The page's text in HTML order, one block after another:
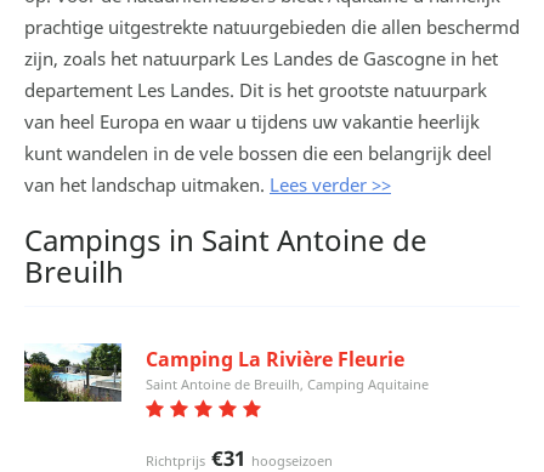
prachtige uitgestrekte natuurgebieden die allen beschermd
zijn, zoals het natuurpark Les Landes de Gascogne in het
departement Les Landes. Dit is het grootste natuurpark
van heel Europa en waar u tijdens uw vakantie heerlijk
kunt wandelen in de vele bossen die een belangrijk deel
van het landschap uitmaken. Lees verder >>
Campings in Saint Antoine de
Breuilh
Camping La Rivière Fleurie
Saint Antoine de Breuilh, Camping Aquitaine
Richtprijs €31 hoogseizoen